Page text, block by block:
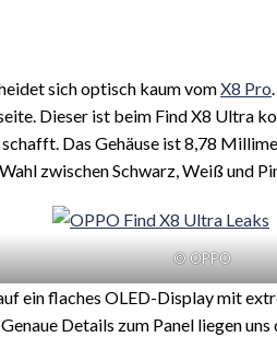
sich optisch kaum vomX8 Pro
Dieser ist beim Find X8 Ultra
Das Gehäuse ist 8,78
zwischen Schwarz, Weiß und
© OPPO
ein flaches OLED-Display mit
Details zum Panel liegen